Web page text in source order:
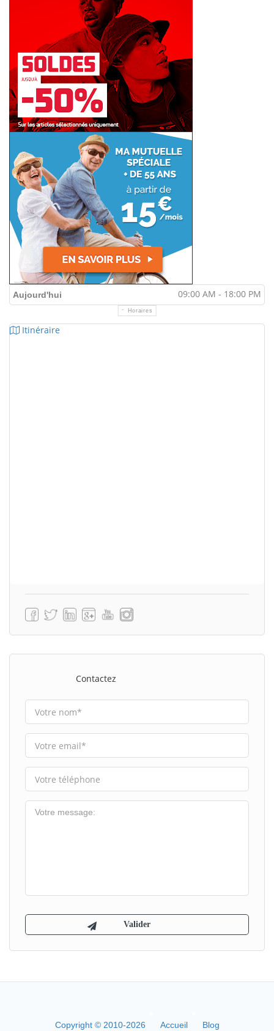
Aujourd'hui 09:00 AM - 18:00 PM
Horaires
Itinéraire
Contactez
Copyright © 2010-2026 Accueil Blog